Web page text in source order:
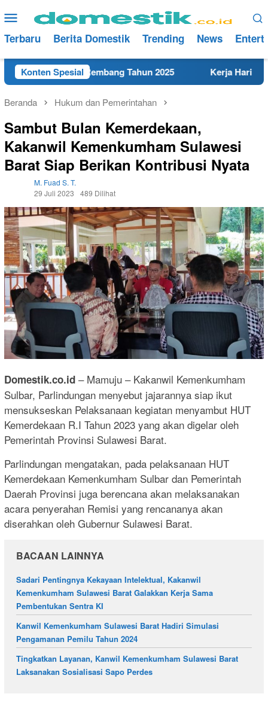
ke
konten
Menu
Mobile
Terbaru Berita Domestik Trending News
Konten Spesial
Terdekat di Rembang Tahun 2025 Kerja Hari Ini
Beranda Hukum dan Pemerintahan
Sambut Bulan Kemerdekaan,
Kakanwil Kemenkumham Sulawesi
Barat Siap Berikan Kontribusi Nyata
M. Fuad S. T.
29 Juli 2023
489 Dilihat
Domestik.co.id – Mamuju – Kakanwil Kemenkumham
Sulbar, Parlindungan menyebut jajarannya siap ikut
mensukseskan Pelaksanaan kegiatan menyambut HUT
Kemerdekaan R.I Tahun 2023 yang akan digelar oleh
Pemerintah Provinsi Sulawesi Barat.
Parlindungan mengatakan, pada pelaksanaan HUT
Kemerdekaan Kemenkumham Sulbar dan Pemerintah
Daerah Provinsi juga berencana akan melaksanakan
acara penyerahan Remisi yang rencananya akan
diserahkan oleh Gubernur Sulawesi Barat.
BACAAN LAINNYA
Sadari Pentingnya Kekayaan Intelektual, Kakanwil
Kemenkumham Sulawesi Barat Galakkan Kerja Sama
Pembentukan Sentra KI
Kanwil Kemenkumham Sulawesi Barat Hadiri Simulasi
Pengamanan Pemilu Tahun 2024
Tingkatkan Layanan, Kanwil Kemenkumham Sulawesi Barat
Laksanakan Sosialisasi Sapo Perdes